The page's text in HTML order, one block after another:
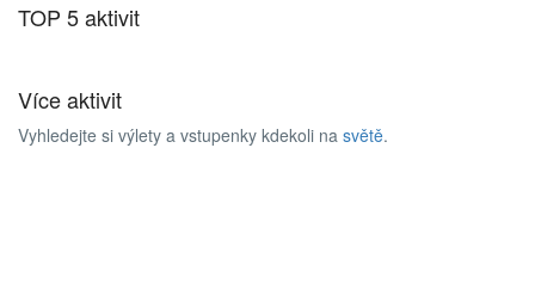
TOP 5 aktivit
Více aktivit
Vyhledejte si výlety a vstupenky kdekoli na světě.